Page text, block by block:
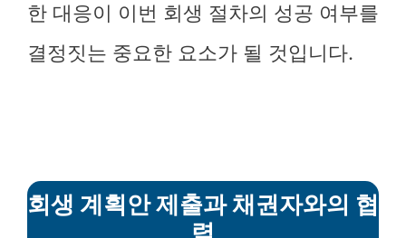
한 대응이 이번 회생 절차의 성공 여부를
결정짓는 중요한 요소가 될 것입니다.
회생 계획안 제출과 채권자와의 협
력